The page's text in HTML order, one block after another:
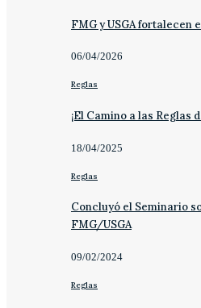
FMG y USGA fortalecen
06/04/2026
Reglas
¡El Camino a las Reglas
18/04/2025
Reglas
Concluyó el Seminario
FMG/USGA
09/02/2024
Reglas